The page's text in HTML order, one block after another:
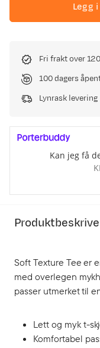
Legg
Fri frakt over
100 dagers
Lynrask levering
Kan jeg få
Soft Texture Tee er
med overlegen
passer utmerket til
Lett og myk t-
Komfortabel